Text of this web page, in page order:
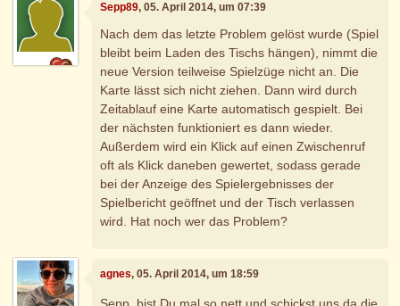
Sepp89, 05. April 2014, um 07:39
Nach dem das letzte Problem gelöst wurde (Spiel
bleibt beim Laden des Tischs hängen), nimmt die
neue Version teilweise Spielzüge nicht an. Die
Karte lässt sich nicht ziehen. Dann wird durch
Zeitablauf eine Karte automatisch gespielt. Bei
der nächsten funktioniert es dann wieder.
Außerdem wird ein Klick auf einen Zwischenruf
oft als Klick daneben gewertet, sodass gerade
bei der Anzeige des Spielergebnisses der
Spielbericht geöffnet und der Tisch verlassen
wird. Hat noch wer das Problem?
agnes, 05. April 2014, um 18:59
Sepp, bist Du mal so nett und schickst uns da die